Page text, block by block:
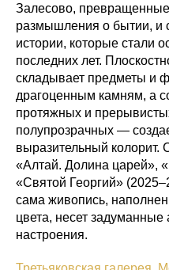
Залесово,
размышления о бытии, и
истории, которые стали
последних лет.
складывает предметы и
драгоценным камням, а
протяжных и
полупрозрачных —
выразительный колорит.
«Алтай. Долина царей»,
«Святой Георгий»
сама живопись,
цвета, несет
настроения.